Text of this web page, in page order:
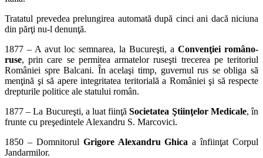
Tratatul prevedea prelungirea automată după cinci ani dacă niciuna
din părţi nu-l denunţă.
1877 – A avut loc semnarea, la Bucureşti, a Convenţiei româno-
ruse, prin care se permitea armatelor ruseşti trecerea pe teritoriul
României spre Balcani. În acelaşi timp, guvernul rus se obliga să
menţină şi să apere integritatea teritorială a României şi să respecte
drepturile politice ale statului român.
1877 – La Bucureşti, a luat fiinţăSocietatea Ştiinţelor Medicale, în
frunte cu preşedintele Alexandru S. Marcovici.
1850 – Domnitorul Grigore Alexandru Ghica a înfiinţat Corpul
Jandarmilor.